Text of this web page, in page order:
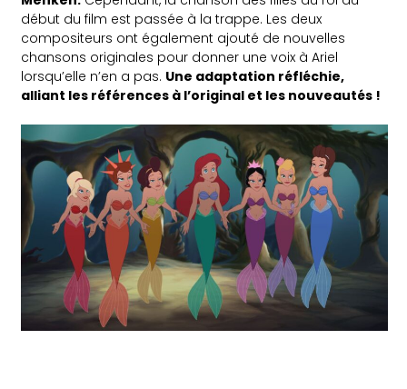
début du film est passée à la trappe. Les deux
compositeurs ont également ajouté de nouvelles
chansons originales pour donner une voix à Ariel
lorsqu’elle n’en a pas. Une adaptation réfléchie,
alliant les références à l’original et les nouveautés !